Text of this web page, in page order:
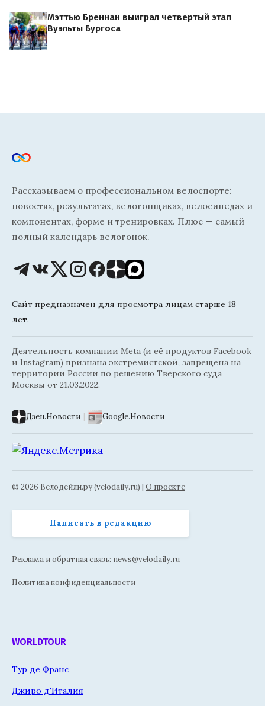
Мэттью Бреннан выиграл четвертый этап
Вуэльты Бургоса
Рассказываем о профессиональном велоспорте:
новостях, результатах, велогонщиках, велосипедах и
компонентах, форме и тренировках. Плюс — самый
полный календарь велогонок.
Сайт предназначен для просмотра лицам старше 18
лет.
Деятельность компании Meta (и её продуктов Facebook
и Instagram) признана экстремистской, запрещена на
территории России по решению Тверского суда
Москвы от 21.03.2022.
Дзен.Новости | Google.Новости
© 2026 Велодейли.ру (velodaily.ru) | О проекте
Написать в редакцию
Реклама и обратная связь: news@velodaily.ru
Политика конфиденциальности
WORLDTOUR
Тур де Франс
Джиро д'Италия